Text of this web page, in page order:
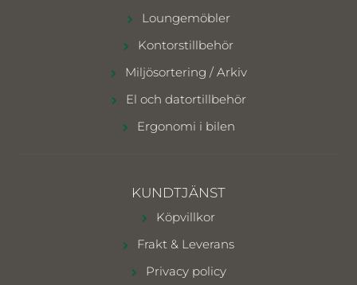
Loungemöbler
Kontorstillbehör
Miljösortering / Arkiv
El och datortillbehör
Ergonomi i bilen
KUNDTJÄNST
Köpvillkor
Frakt & Leverans
Privacy policy